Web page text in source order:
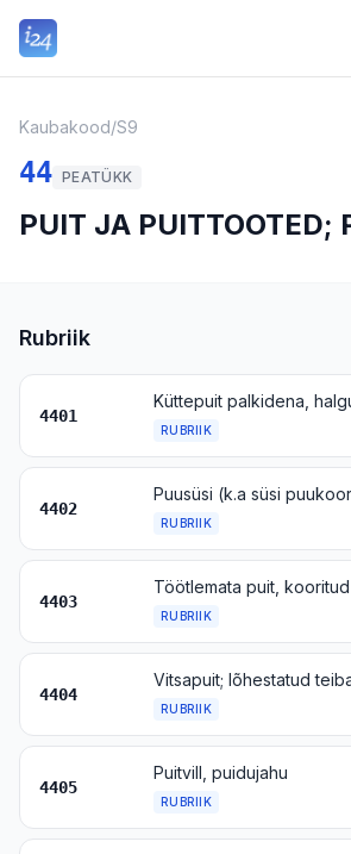
Kaubakood/S9
44 PEATÜKK
PUIT JA PUITTOOTED;
Rubriik
4401
RUBRIIK
4402
RUBRIIK
4403
RUBRIIK
4404
RUBRIIK
4405
Puitvill, puidujahu
RUBRIIK